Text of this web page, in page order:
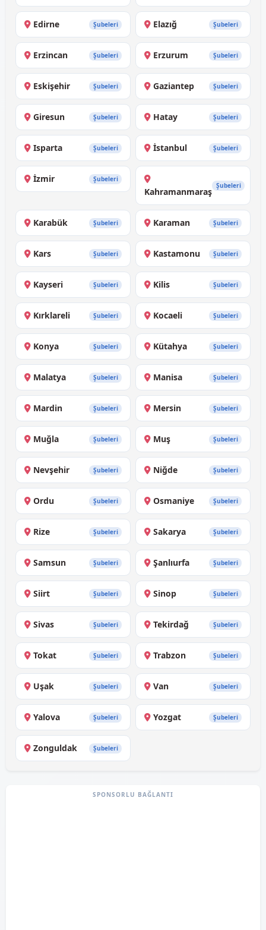
Edirne Şubeleri Elazığ Şubeleri
Erzincan Şubeleri Erzurum Şubeleri
Eskişehir Şubeleri Gaziantep Şubeleri
Giresun Şubeleri Hatay Şubeleri
Isparta Şubeleri İstanbul Şubeleri
İzmir Şubeleri
Kahramanmaraş
Şubeleri
Karabük Şubeleri Karaman Şubeleri
Kars Şubeleri Kastamonu Şubeleri
Kayseri Şubeleri Kilis Şubeleri
Kırklareli Şubeleri Kocaeli Şubeleri
Konya Şubeleri Kütahya Şubeleri
Malatya Şubeleri Manisa Şubeleri
Mardin Şubeleri Mersin Şubeleri
Muğla Şubeleri Muş Şubeleri
Nevşehir Şubeleri Niğde Şubeleri
Ordu Şubeleri Osmaniye Şubeleri
Rize Şubeleri Sakarya Şubeleri
Samsun Şubeleri Şanlıurfa Şubeleri
Siirt Şubeleri Sinop Şubeleri
Sivas Şubeleri Tekirdağ Şubeleri
Tokat Şubeleri Trabzon Şubeleri
Uşak Şubeleri Van Şubeleri
Yalova Şubeleri Yozgat Şubeleri
Zonguldak Şubeleri
SPONSORLU BAĞLANTI